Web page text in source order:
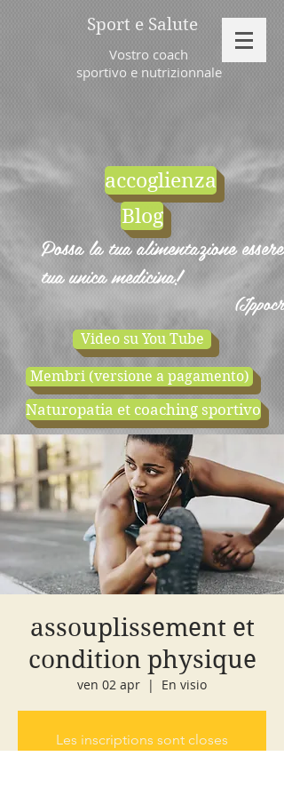
Sport e Salute
Vostro coach
sportivo e nutrizionnale
accoglienza
Blog
Possa la tua alimentazione essere
tua unica medicina!
Video su You Tube
Membri (versione a pagamento)
Naturopatia et coaching sportivo
cours d'essai negozio
assouplissement et
condition physique
ven 02 apr
  |
En visio
Les inscriptions sont closes